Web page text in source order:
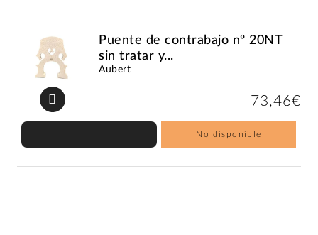
Puente de contrabajo nº 20NT
sin tratar y...
Aubert
73,46€
No disponible